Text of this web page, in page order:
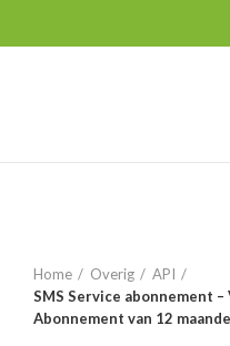
Home Overig
API
SMS Service abonnement
Abonnement van 12